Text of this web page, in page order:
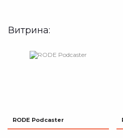
Витрина:
RODE Podcaster